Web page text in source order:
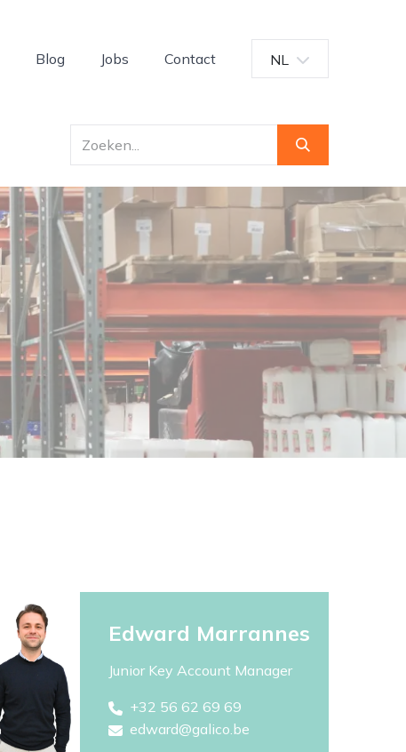
Blog Jobs Contact NL
Edward Marrannes
Junior Key Account Manager
+32 56 62 69 69
edward@galico.be